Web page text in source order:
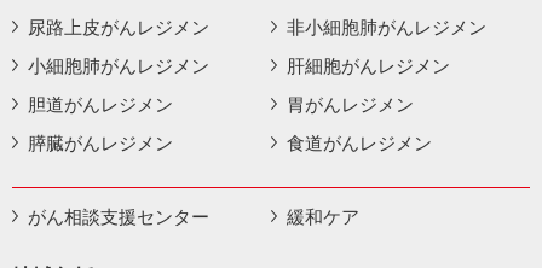
尿路上皮がんレジメン
非小細胞肺がんレジメン
小細胞肺がんレジメン
肝細胞がんレジメン
胆道がんレジメン
胃がんレジメン
膵臓がんレジメン
食道がんレジメン
がん相談支援センター 緩和ケア